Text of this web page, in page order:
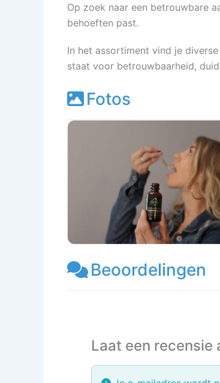
Op zoek naar een betrouwbare
behoeften past.
In het assortiment vind je
staat voor betrouwbaarheid,
Fotos
Beoordelingen
Laat een recensie